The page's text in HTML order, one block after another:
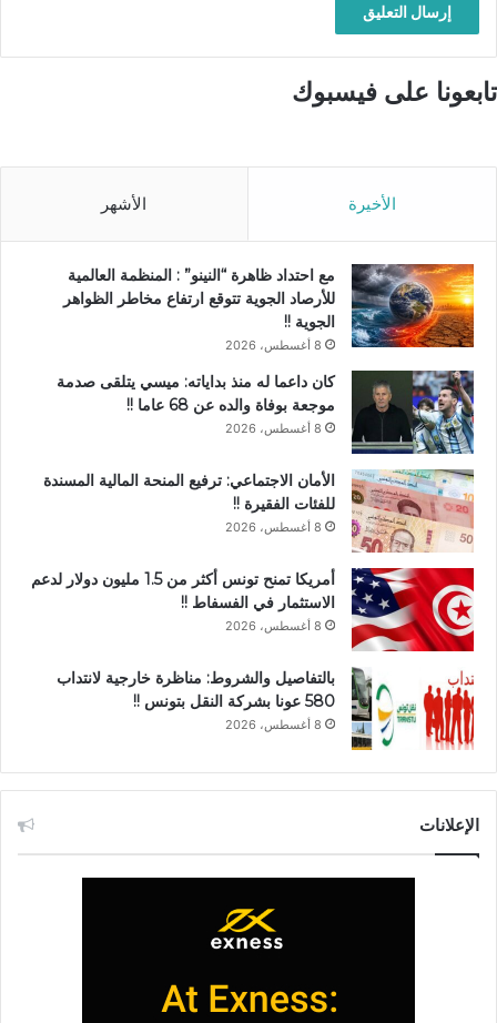
تابعونا على فيسبوك
الأخيرة الأشهر
مع احتداد ظاهرة “النينو” : المنظمة العالمية
للأرصاد الجوية تتوقع ارتفاع مخاطر الظواهر
الجوية !!
8 أغسطس، 2026
كان داعما له منذ بداياته: ميسي يتلقى صدمة
موجعة بوفاة والده عن 68 عاما !!
8 أغسطس، 2026
الأمان الاجتماعي: ترفيع المنحة المالية المسندة
للفئات الفقيرة !!
8 أغسطس، 2026
أمريكا تمنح تونس أكثر من 1.5 مليون دولار لدعم
الاستثمار في الفسفاط !!
8 أغسطس، 2026
بالتفاصيل والشروط: مناظرة خارجية لانتداب
580 عونا بشركة النقل بتونس !!
8 أغسطس، 2026
الإعلانات